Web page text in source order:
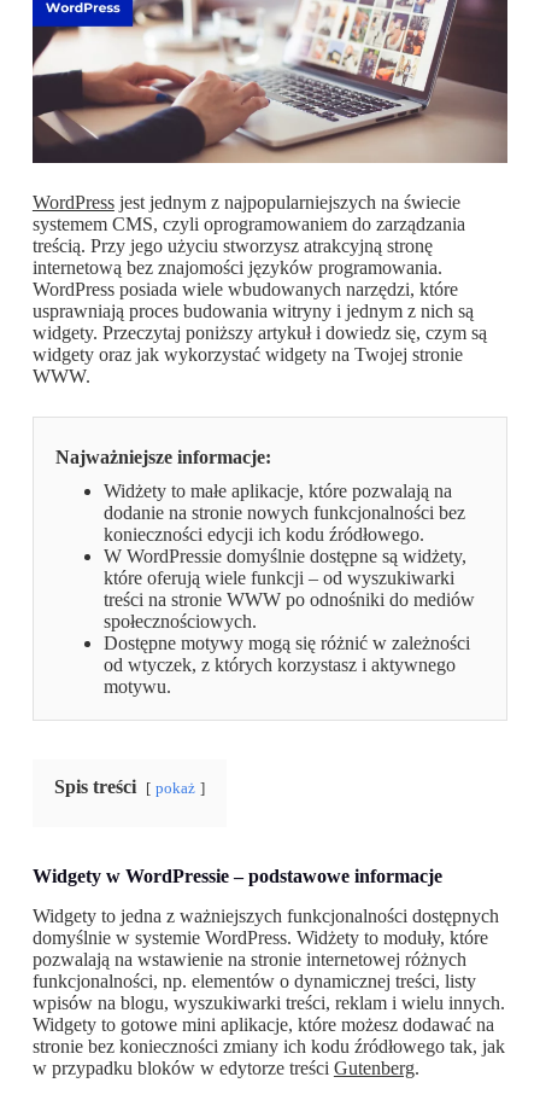
WordPressjest jednym z najpopularniejszych na świecie
systemem CMS, czyli oprogramowaniem do zarządzania
treścią. Przy jego użyciu stworzysz atrakcyjną stronę
internetową bez znajomości języków programowania.
WordPress posiada wiele wbudowanych narzędzi, które
usprawniają proces budowania witryny i jednym z nich są
widgety. Przeczytaj poniższy artykuł i dowiedz się, czym są
widgety oraz jak wykorzystać widgety na Twojej stronie
WWW.
Najważniejsze informacje:
Widżety to małe aplikacje, które pozwalają na
dodanie na stronie nowych funkcjonalności bez
konieczności edycji ich kodu źródłowego.
W WordPressie domyślnie dostępne są widżety,
które oferują wiele funkcji – od wyszukiwarki
treści na stronie WWW po odnośniki do mediów
społecznościowych.
Dostępne motywy mogą się różnić w zależności
od wtyczek, z których korzystasz i aktywnego
motywu.
Spis treści pokaż
Widgety w WordPressie – podstawowe informacje
Widgety to jedna z ważniejszych funkcjonalności dostępnych
domyślnie w systemie WordPress. Widżety to moduły, które
pozwalają na wstawienie na stronie internetowej różnych
funkcjonalności, np. elementów o dynamicznej treści, listy
wpisów na blogu, wyszukiwarki treści, reklam i wielu innych.
Widgety to gotowe mini aplikacje, które możesz dodawać na
stronie bez konieczności zmiany ich kodu źródłowego tak, jak
w przypadku bloków w edytorze treści Gutenberg.